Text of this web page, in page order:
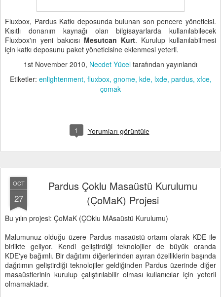
Fluxbox, Pardus Katkı deposunda bulunan son pencere yöneticisi.
Kısıtlı donanım kaynağı olan bilgisayarlarda kullanılabilecek
Fluxbox'ın yeni bakıcısı Mesutcan Kurt. Kurulup kullanılabilmesi
için katkı deposunu paket yöneticisine eklenmesi yeterli.
1st November 2010, Necdet Yücel tarafından yayınlandı
Etiketler: enlightenment fluxbox gnome kde lxde pardus xfce
çomak
1 Yorumları görüntüle
OCT
27
Pardus Çoklu Masaüstü Kurulumu
(ÇoMaK) Projesi
Bu yılın projesi: ÇoMaK (ÇOklu MAsaüstü Kurulumu)
Malumunuz olduğu üzere Pardus masaüstü ortamı olarak KDE ile
birlikte geliyor. Kendi geliştirdiği teknolojiler de büyük oranda
KDE'ye bağımlı. Bir dağıtımı diğerlerinden ayıran özelliklerin başında
dağıtımın geliştirdiği teknolojiler geldiğinden Pardus üzerinde diğer
masaüstlerinin kurulup çalıştırılabilir olması kullanıcılar için yeterli
olmamaktadır.